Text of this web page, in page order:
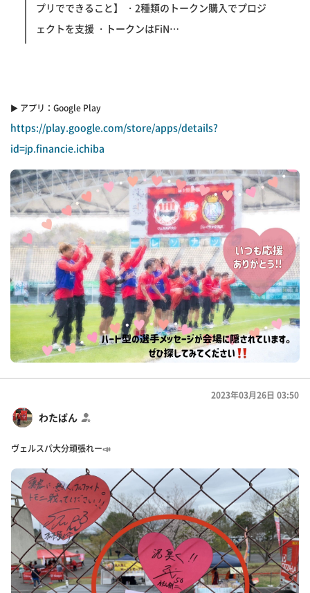
プリでできること】 ・2種類のトークン購入でプロジ
ェクトを支援 ・トークンはFiN…
▶︎ アプリ：Google Play
https://play.google.com/store/apps/details?
id=jp.financie.ichiba
わたばん
2023年03月26日 03:50
ヴェルスパ大分頑張れー📣